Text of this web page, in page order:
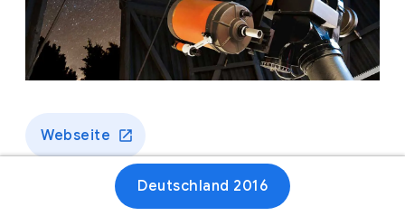
Webseite
Deutschland 2016